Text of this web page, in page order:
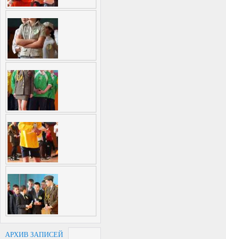
АРХИВ ЗАПИСЕЙ